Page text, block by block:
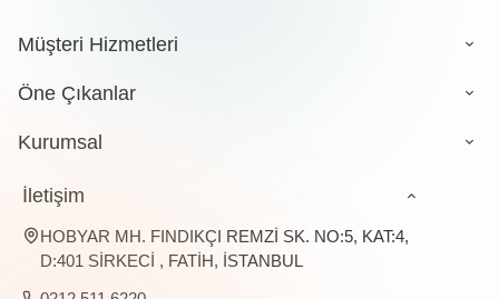
Müşteri Hizmetleri
Öne Çıkanlar
Kurumsal
İletişim
HOBYAR MH. FINDIKÇI REMZİ SK. NO:5, KAT:4,
D:401 SİRKECİ , FATİH, İSTANBUL